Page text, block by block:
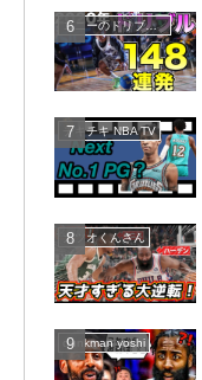
コニーのドリブルスクール
チキチキ NBA TV
カツオくんさん
dunkman yoshi